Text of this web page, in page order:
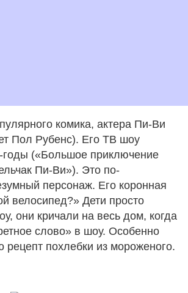
комика, актера Пи-Ви
Пол Рубенс). Его ТВ шоу
(«Большое приключение
Пи-Ви»). Это по-
персонаж. Его коронная
велосипед?» Дети просто
они кричали на весь дом, когда
слово» в шоу. Особенно
рецепт похлебки из мороженого.